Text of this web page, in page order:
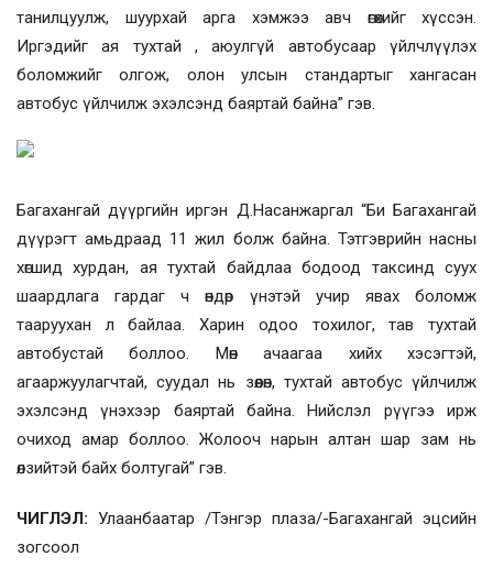
танилцуулж, шуурхай арга хэмжээ авч өгөхийг хүссэн.
Иргэдийг ая тухтай , аюулгүй автобусаар үйлчлүүлэх
боломжийг олгож, олон улсын стандартыг хангасан
автобус үйлчилж эхэлсэнд баяртай байна” гэв.
Багахангай дүүргийн иргэн Д.Насанжаргал “Би Багахангай
дүүрэгт амьдраад 11 жил болж байна. Тэтгэврийн насны
хөгшид хурдан, ая тухтай байдлаа бодоод таксинд суух
шаардлага гардаг ч өндөр үнэтэй учир явах боломж
тааруухан л байлаа. Харин одоо тохилог, тав тухтай
автобустай боллоо. Мөн ачаагаа хийх хэсэгтэй,
агааржуулагчтай, суудал нь зөөлөн, тухтай автобус үйлчилж
эхэлсэнд үнэхээр баяртай байна. Нийслэл рүүгээ ирж
очиход амар боллоо. Жолооч нарын алтан шар зам нь
өлзийтэй байх болтугай” гэв.
ЧИГЛЭЛ: Улаанбаатар /Тэнгэр плаза/-Багахангай эцсийн
зогсоол